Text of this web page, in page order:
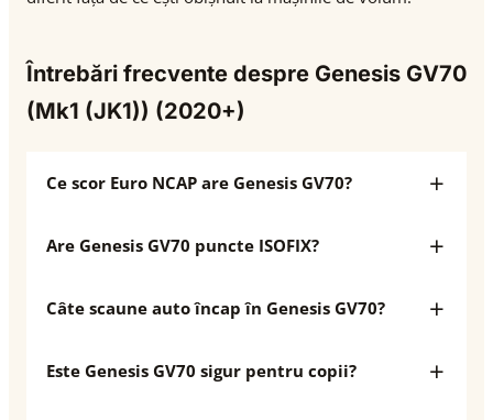
Întrebări frecvente despre Genesis GV70
(Mk1 (JK1)) (2020+)
Ce scor Euro NCAP are Genesis GV70?
Are Genesis GV70 puncte ISOFIX?
Câte scaune auto încap în Genesis GV70?
Este Genesis GV70 sigur pentru copii?